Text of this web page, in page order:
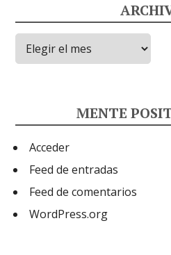
Archivos
MENTE
Acceder
Feed de entradas
Feed de comentarios
WordPress.org